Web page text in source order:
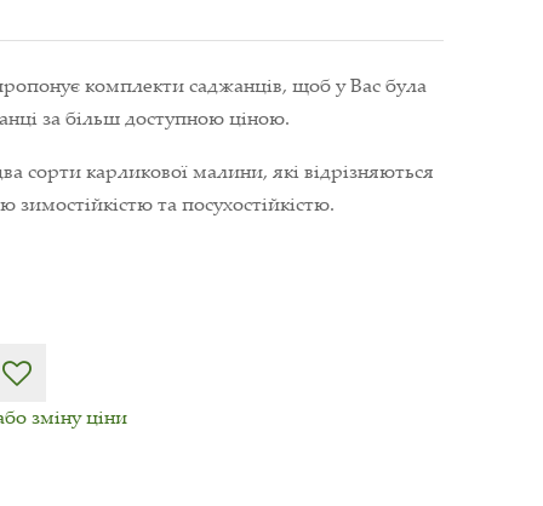
комплекти саджанців, щоб у Вас була
за більш доступною ціною.
сорти карликової малини, які відрізняються
зимостійкістю та посухостійкістю.
зміну ціни